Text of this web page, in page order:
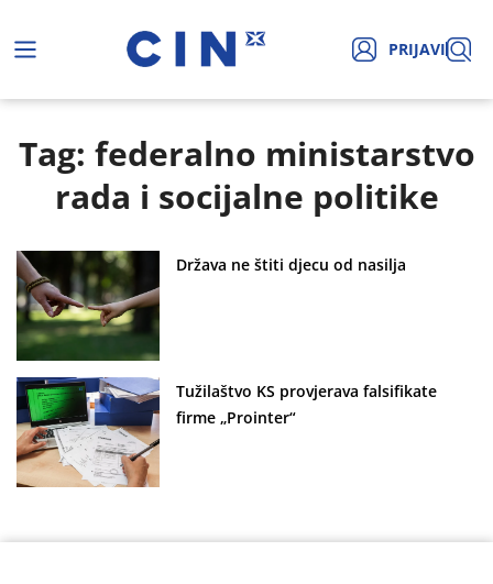
PRIJAVI
Tag: federalno ministarstvo
rada i socijalne politike
Država ne štiti djecu od nasilja
Tužilaštvo KS provjerava falsifikate
firme „Prointer“